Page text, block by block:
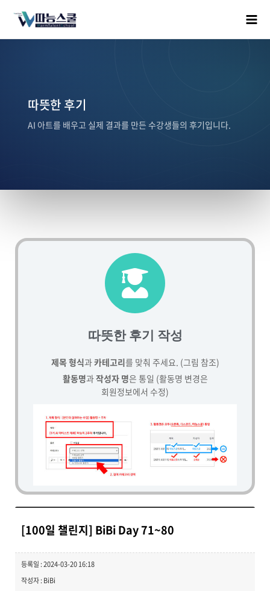
따뜻한 후기
AI 아트를 배우고 실제 결과를 만든 수강생들의 후기입니다.
따뜻한 후기 작성
제목 형식과카테고리를 맞춰 주세요. (그림 참조)
활동명과작성자 명은 통일 (활동명 변경은
회원정보에서 수정)
[100일 챌린지] BiBi Day 71~80
등록일 : 2024-03-20 16:18
작성자 : BiBi